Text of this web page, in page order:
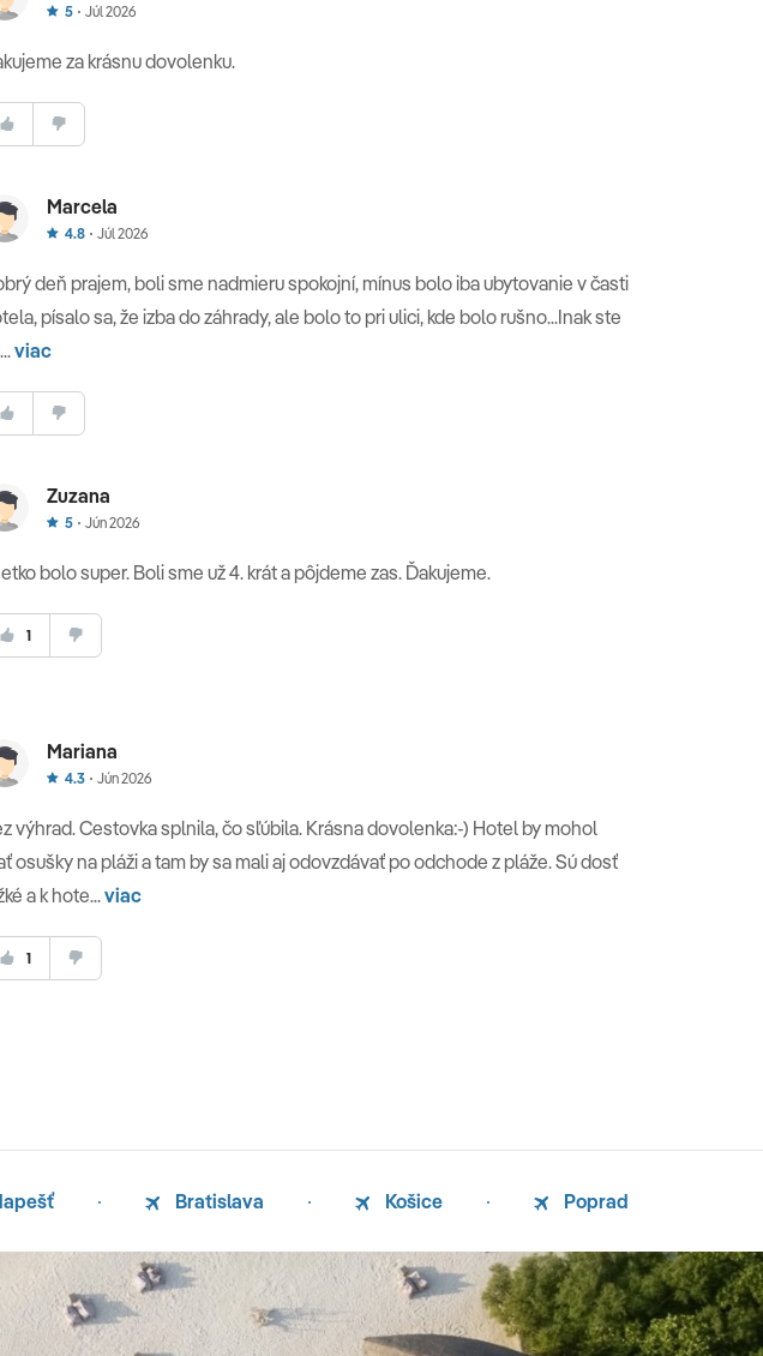
5 Júl 2026
za krásnu dovolenku.
Marcela
4.8 Júl 2026
deň prajem, boli sme nadmieru spokojní, mínus bolo iba ubytovanie v časti
písalo sa, že izba do záhrady, ale bolo to pri ulici, kde bolo rušno...Inak ste
viac
Zuzana
5 Jún 2026
bolo super. Boli sme už 4. krát a pôjdeme zas. Ďakujeme.
1
Mariana
4.3 Jún 2026
výhrad. Cestovka splnila, čo sľúbila. Krásna dovolenka:-) Hotel by mohol
osušky na pláži a tam by sa mali aj odovzdávať po odchode z pláže. Sú dosť
a k hote...viac
1
Bratislava Košice Poprad